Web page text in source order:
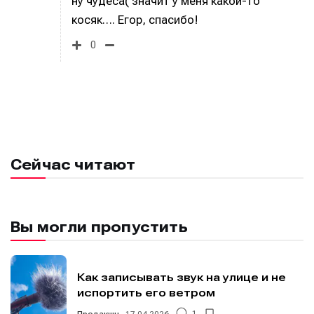
косяк…. Егор, спасибо!
0
Сейчас читают
Вы могли пропустить
Как записывать звук на улице и не
испортить его ветром